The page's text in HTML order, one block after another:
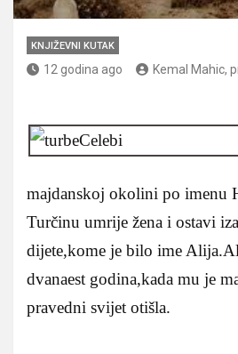
KNJIŽEVNI KUTAK
12 godina ago Kemal Mahic,
majdanskoj okolini po imenu
Turčinu umrije žena i ostavi
dijete,kome je bilo ime
dvanaest godina,kada mu je
pravedni svijet otišla.